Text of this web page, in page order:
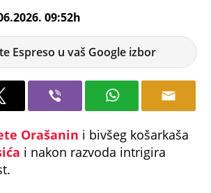
09:52h
Espreso u vaš Google izbor
Orašanin i bivšeg košarkaša
i nakon razvoda intrigira